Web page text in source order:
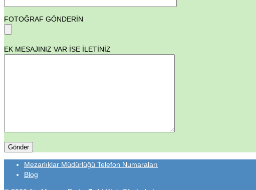
FOTOĞRAF GÖNDERİN
EK MESAJINIZ VAR İSE İLETİNİZ
Mezarlıklar Müdürlüğü Telefon Numaraları
Blog